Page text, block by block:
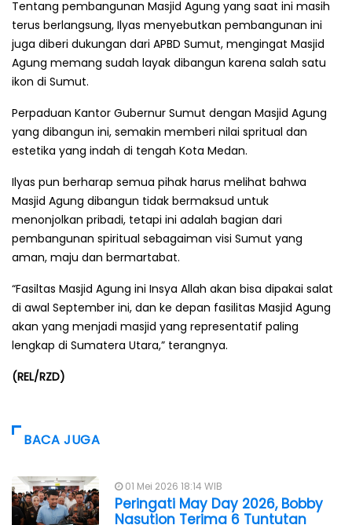
Tentang pembangunan Masjid Agung yang saat ini masih
terus berlangsung, Ilyas menyebutkan pembangunan ini
juga diberi dukungan dari APBD Sumut, mengingat Masjid
Agung memang sudah layak dibangun karena salah satu
ikon di Sumut.
Perpaduan Kantor Gubernur Sumut dengan Masjid Agung
yang dibangun ini, semakin memberi nilai spritual dan
estetika yang indah di tengah Kota Medan.
Ilyas pun berharap semua pihak harus melihat bahwa
Masjid Agung dibangun tidak bermaksud untuk
menonjolkan pribadi, tetapi ini adalah bagian dari
pembangunan spiritual sebagaiman visi Sumut yang
aman, maju dan bermartabat.
“Fasiltas Masjid Agung ini Insya Allah akan bisa dipakai salat
di awal September ini, dan ke depan fasilitas Masjid Agung
akan yang menjadi masjid yang representatif paling
lengkap di Sumatera Utara,” terangnya.
(REL/RZD)
BACA JUGA
01 Mei 2026 18:14 WIB
Peringati May Day 2026, Bobby
Nasution Terima 6 Tuntutan